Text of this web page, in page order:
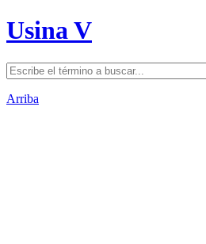
Usina V
Arriba